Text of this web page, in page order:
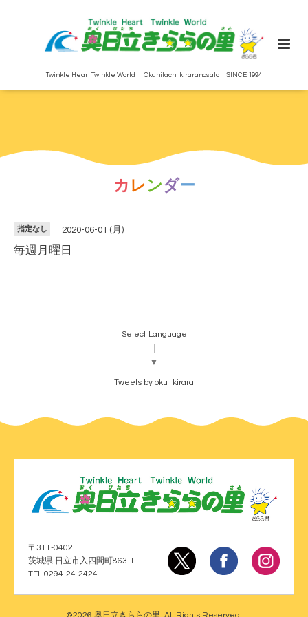
Twinkle Heart Twinkle World Okuhitachi kiraranosato SINCE 1994
カ レンダー
指定なし 2020-06-01 (月)
毎週月曜日
Select Language
▼
Tweets by oku_kirara
〒311-0402
茨城県 日立市入四間町863-1
TEL 0294-24-2424